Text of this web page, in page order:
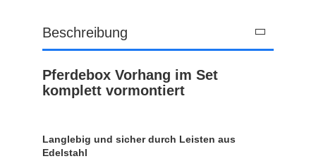
Beschreibung
Pferdebox Vorhang im Set
komplett vormontiert
Langlebig und sicher durch Leisten aus
Edelstahl